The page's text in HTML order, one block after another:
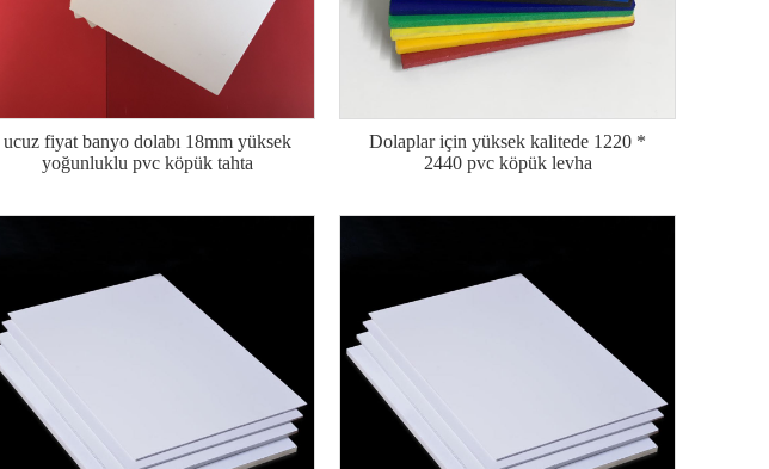
ucuz fiyat banyo dolabı 18mm yüksek
yoğunluklu pvc köpük tahta
Dolaplar için yüksek kalitede 1220 *
2440 pvc köpük levha